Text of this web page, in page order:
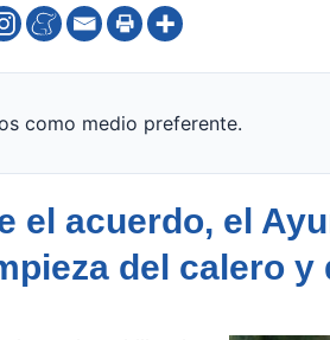
como medio preferente.
el acuerdo, el
del calero